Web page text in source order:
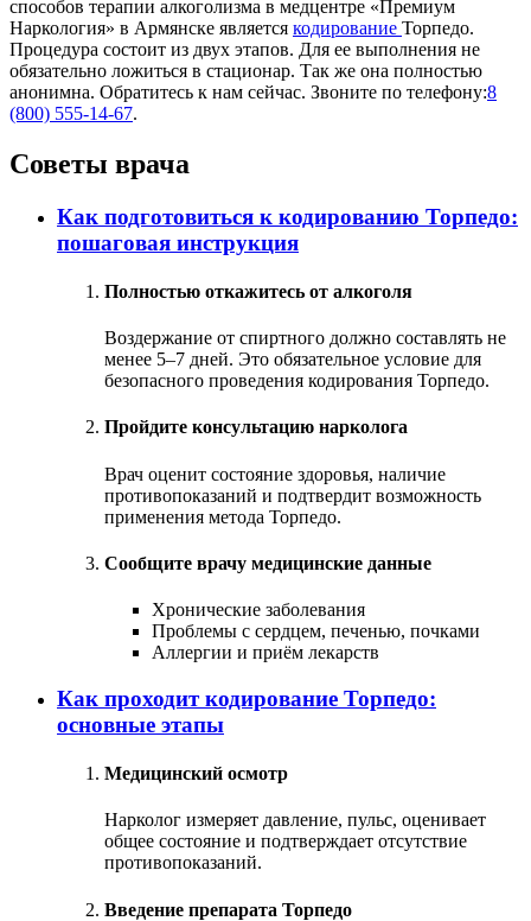
способов терапии алкоголизма в медцентре «Премиум
Наркология» в Армянске является кодирование Торпедо.
Процедура состоит из двух этапов. Для ее выполнения не
обязательно ложиться в стационар. Так же она полностью
анонимна. Обратитесь к нам сейчас. Звоните по телефону:8
(800) 555-14-67.
Советы врача
Как подготовиться к кодированию Торпедо:
пошаговая инструкция
Полностью откажитесь от алкоголя
Воздержание от спиртного должно составлять не
менее 5–7 дней. Это обязательное условие для
безопасного проведения кодирования Торпедо.
Пройдите консультацию нарколога
Врач оценит состояние здоровья, наличие
противопоказаний и подтвердит возможность
применения метода Торпедо.
Сообщите врачу медицинские данные
Хронические заболевания
Проблемы с сердцем, печенью, почками
Аллергии и приём лекарств
Как проходит кодирование Торпедо:
основные этапы
Медицинский осмотр
Нарколог измеряет давление, пульс, оценивает
общее состояние и подтверждает отсутствие
противопоказаний.
Введение препарата Торпедо